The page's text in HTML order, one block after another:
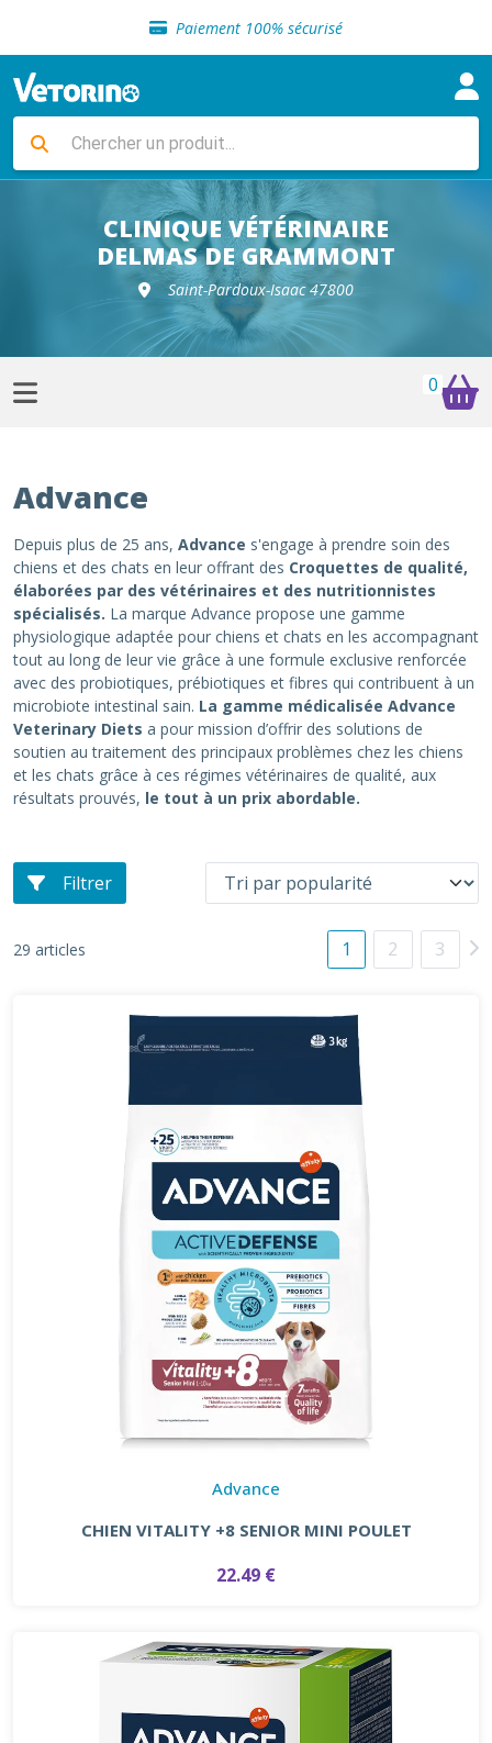
Paiement 100% sécurisé
Livraison gratuite en clinique vétérinaire
Sélection de croquettes vétérinaire
Livraison gratuite en clinique vétérinaire
Retour gratuit en clinique
Sélection de croquettes vétérinaire
CLINIQUE VÉTÉRINAIRE
DELMAS DE GRAMMONT
Saint-Pardoux-Isaac 47800
0
Advance
Depuis plus de 25 ans, Advance s'engage à prendre soin des
chiens et des chats en leur offrant des Croquettes de qualité,
élaborées par des vétérinaires et des nutritionnistes
spécialisés. La marque Advance propose une gamme
physiologique adaptée pour chiens et chats en les accompagnant
tout au long de leur vie grâce à une formule exclusive renforcée
avec des probiotiques, prébiotiques et fibres qui contribuent à un
microbiote intestinal sain. La gamme médicalisée Advance
Veterinary Diets a pour mission d’offrir des solutions de
soutien au traitement des principaux problèmes chez les chiens
et les chats grâce à ces régimes vétérinaires de qualité, aux
résultats prouvés, le tout à un prix abordable.
Filtrer
29 articles 1 2 3
Advance
CHIEN VITALITY +8 SENIOR MINI POULET
22.49 €